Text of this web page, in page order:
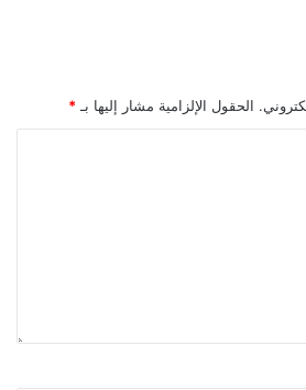
الحقول الإلزامية مشار إليها بـ *